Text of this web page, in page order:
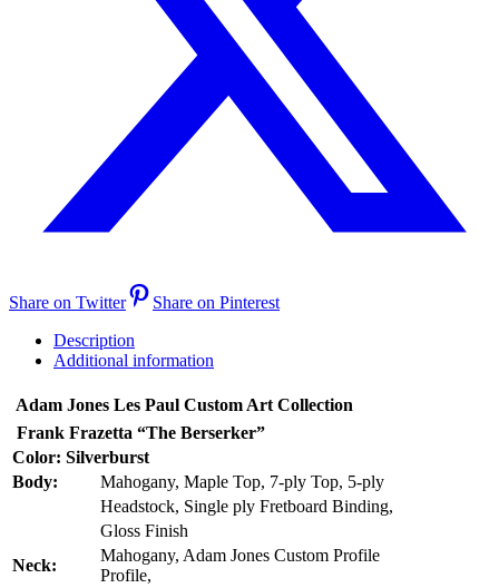
Share on Twitter
Share on Pinterest
Description
Additional information
Adam Jones Les Paul Custom Art Collection
Frank Frazetta “The Berserker”
Color: Silverburst
Body:
Mahogany, Maple Top, 7-ply Top, 5-ply
Headstock, Single ply Fretboard Binding,
Gloss Finish
Neck:
Mahogany, Adam Jones Custom Profile
Profile,